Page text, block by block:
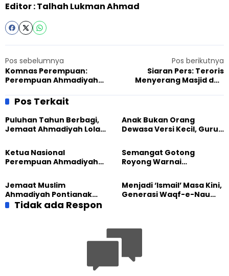
Editor : Talhah Lukman Ahmad
Pos sebelumnya
Komnas Perempuan:
Perempuan Ahmadiyah
Inklusi Sosial
Pos berikutnya
Siaran Pers: Teroris
Menyerang Masjid dan
Sembilan Muslim Ahmadi di
Pos Terkait
Puluhan Tahun Berbagi,
Jemaat Ahmadiyah Lolak
Sembako kepada Warga
Anak Bukan Orang
Dewasa Versi Kecil, Guru
Ketua Nasional
Perempuan Ahmadiyah
Besar Universitas
Terbuka
Semangat Gotong
Royong Warnai
Masjid di Jemaat
Ahmadiyah Sukapura
Jemaat Muslim
Ahmadiyah Pontianak
dan Gereja Katedral
Perkuat Kolaborasi Sosial
Menjadi ‘Ismail’ Masa Kini,
Generasi Waqf-e-Nau
Tidak ada Respon